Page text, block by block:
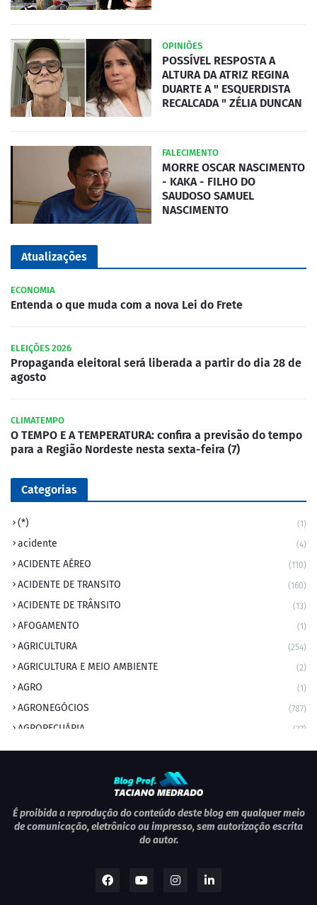
OPINIÕES
POSSÍVEL RESPOSTA A
ALTURA DA ATRIZ REGINA
DUARTE A " ESQUERDISTA
RECALCADA " ZÉLIA DUNCAN
FALECIMENTO
MORRE OSCAR NASCIMENTO
- KAKA - FILHO DO
SAUDOSO SAMUEL
NASCIMENTO
Atualizações
ECONOMIA
Entenda o que muda com a nova Lei do Frete
ELEIÇÕES 2026
Propaganda eleitoral será liberada a partir do dia 28 de
agosto
CLIMATEMPO
O TEMPO E A TEMPERATURA: confira a previsão do tempo
para a Região Nordeste nesta sexta-feira (7)
Categorias
(*) (1)
acidente (4)
ACIDENTE AÉREO (110)
ACIDENTE DE TRANSITO (160)
ACIDENTE DE TRÂNSITO (13)
AFOGAMENTO (1)
AGRICULTURA (254)
AGRICULTURA E MEIO AMBIENTE (2)
AGRO (1)
AGRONEGÓCIOS (787)
AGROPECUÁRIA (37)
AMBIENTE (9)
ANIVERSÁRIO DA CIDADE
ANIVERSÁRIOS (1)
APEXBRASIL (1)
É proibida a reprodução do conteúdo deste blog em qualquer meio
de comunicação, eletrônico ou impresso, sem autorização escrita
do autor.